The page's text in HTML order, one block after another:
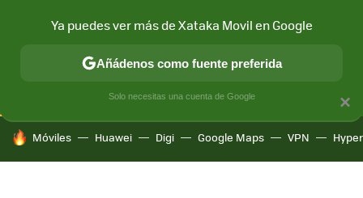
CONECTIVIDAD MÓVIL Y SOCIEDAD APLICACIONES
HOY SE HABLA DE
Móviles Huawei Digi Google Maps VPN
×
Ya puedes ver más de Xataka Movil en Google
Añádenos como fuente preferida
Solo necesitas una cuenta de Google